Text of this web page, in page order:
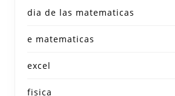
dia de las matematicas
e matematicas
excel
fisica